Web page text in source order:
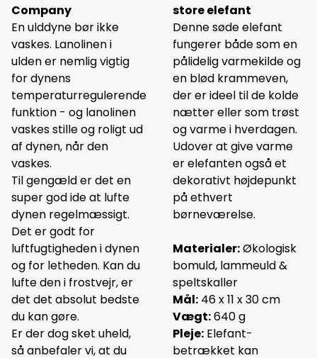
Company
En ulddyne bør ikke
vaskes. Lanolinen i
ulden er nemlig vigtig
for dynens
temperaturregulerende
funktion - og lanolinen
vaskes stille og roligt ud
af dynen, når den
vaskes.
Til gengæld er det en
super god ide at lufte
dynen regelmæssigt.
Det er godt for
luftfugtigheden i dynen
og for letheden. Kan du
lufte den i frostvejr, er
det det absolut bedste
du kan gøre.
Er der dog sket uheld,
så anbefaler vi, at du
store elefant
Denne søde elefant
fungerer både som en
pålidelig varmekilde og
en blød krammeven,
der er ideel til de kolde
nætter eller som trøst
og varme i hverdagen.
Udover at give varme
er elefanten også et
dekorativt højdepunkt
på ethvert
børneværelse.
Materialer:Økologisk
bomuld, lammeuld &
speltskaller
Mål: 46 x 11 x 30 cm
Vægt:640 g
Pleje: Elefant-
betrækket kan